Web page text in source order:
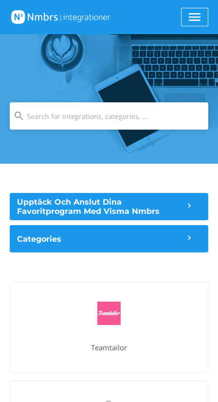
Upptäck Och Anslut Dina
Favoritprogram Med Visma Nmbrs
Categories
Teamtailor